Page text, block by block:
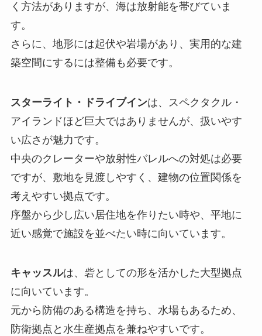
く方法がありますが、海は放射能を帯びていま
す。
さらに、地形には起伏や岩場があり、実用的な建
築空間にするには整備も必要です。
スターライト・ドライブインは、スペクタクル・
アイランドほど巨大ではありませんが、扱いやす
い広さが魅力です。
中央のクレーターや放射性バレルへの対処は必要
ですが、敷地を見渡しやすく、建物の位置関係を
考えやすい拠点です。
序盤から少し広い居住地を作りたい時や、平地に
近い感覚で施設を並べたい時に向いています。
キャッスルは、砦としての形を活かした大型拠点
に向いています。
元から防備のある構造を持ち、水場もあるため、
防衛拠点と水生産拠点を兼ねやすいです。